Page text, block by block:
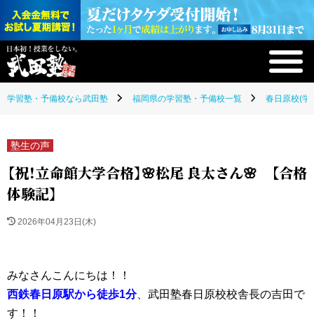
学習塾・予備校なら武田塾 福岡県の学習塾・予備校一覧 春日原校(学
塾生の声
【祝！立命館大学合格】🌸松尾 良太さん🌸 【合格
体験記】
2026年04月23日(木)
みなさんこんにちは！！
西鉄春日原駅から徒歩1分、武田塾春日原校校舎長の吉田で
す！！